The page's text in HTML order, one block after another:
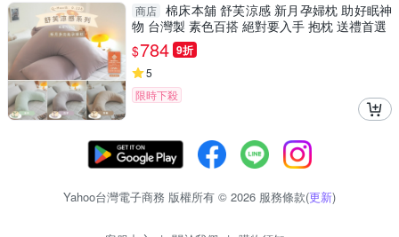
商店 棉床本舖 舒芙涼感 新月孕婦枕 助好眠神
物 台灣製 素色百搭 絕對要入手 抱枕 送禮首選
$784 9折
5
限時下殺
Yahoo台灣電子商務 版權所有 © 2026 服務條款(更新)